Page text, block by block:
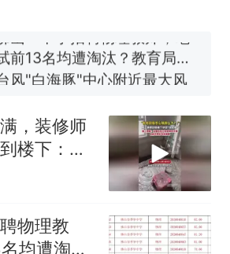
叫停招聘，成立调查组全面
查
风"白海豚"中心附近最大风
已达15级 最新研判
老师一句“跟我回家”改写了
人生
，装修师
楼下：出
墙
物理教
均遭淘